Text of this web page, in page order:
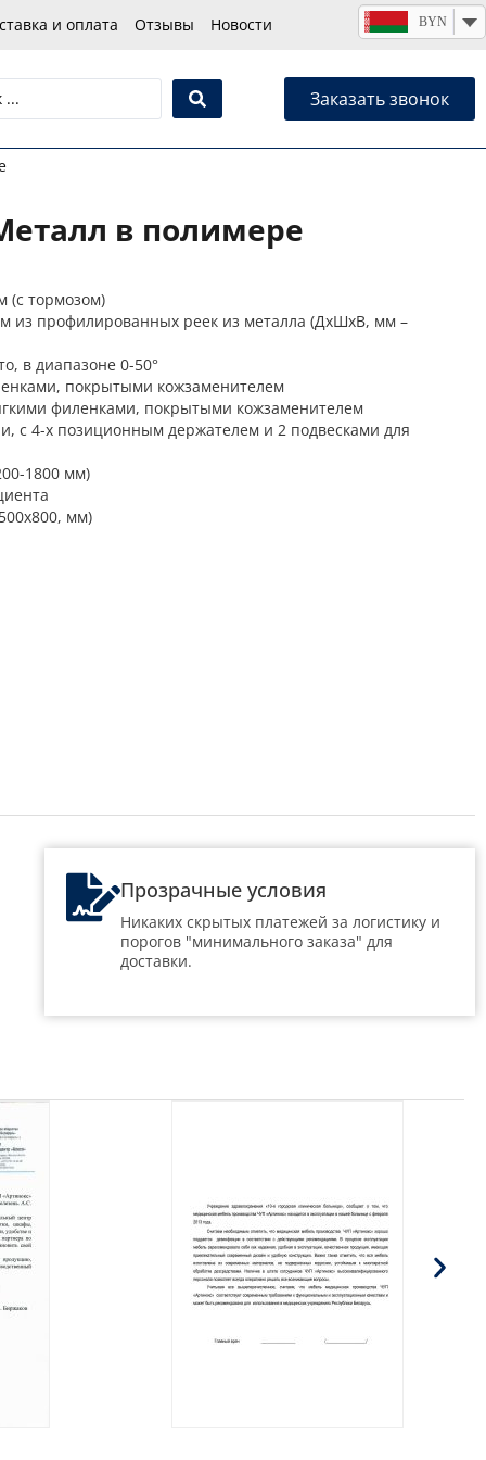
в полимере
(с тормозом)
профилированных реек из металла (ДхШхВ, мм –
в диапазоне 0-50°
покрытыми кожзаменителем
филенками, покрытыми кожзаменителем
4-х позиционным держателем и 2 подвесками для
1800 мм)
мм)
Прозрачные условия
Никаких скрытых платежей за логистику и
порогов "минимального заказа" для
доставки.
и оплата Отзывы Новости BYN
Заказать звонок